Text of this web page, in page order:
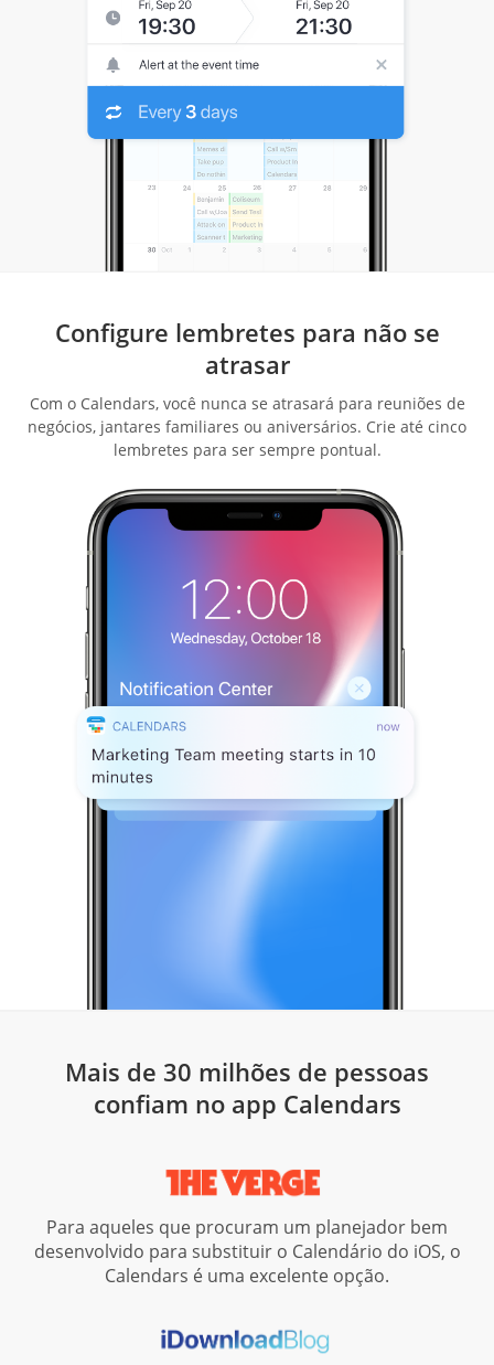
Configure lembretes para não se
atrasar
Com o Calendars, você nunca se atrasará para reuniões de
negócios, jantares familiares ou aniversários. Crie até cinco
lembretes para ser sempre pontual.
Mais de 30 milhões de pessoas
confiam no app Calendars
Para aqueles que procuram um planejador bem
desenvolvido para substituir o Calendário do iOS, o
Calendars é uma excelente opção.